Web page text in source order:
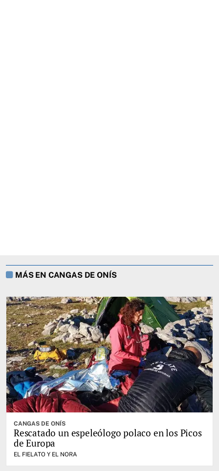
MÁS EN CANGAS DE ONÍS
CANGAS DE ONÍS
Rescatado un espeleólogo polaco en los Picos
de Europa
EL FIELATO Y EL NORA